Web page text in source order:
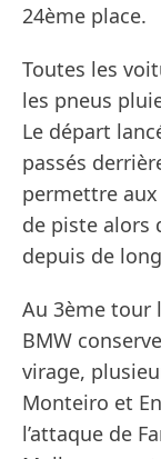
24ème place.
Toutes les
les pneus
Le départ
passés
permettre
de piste alors
depuis de
Au 3ème tour
BMW
virage,
Monteiro et
l’attaque de